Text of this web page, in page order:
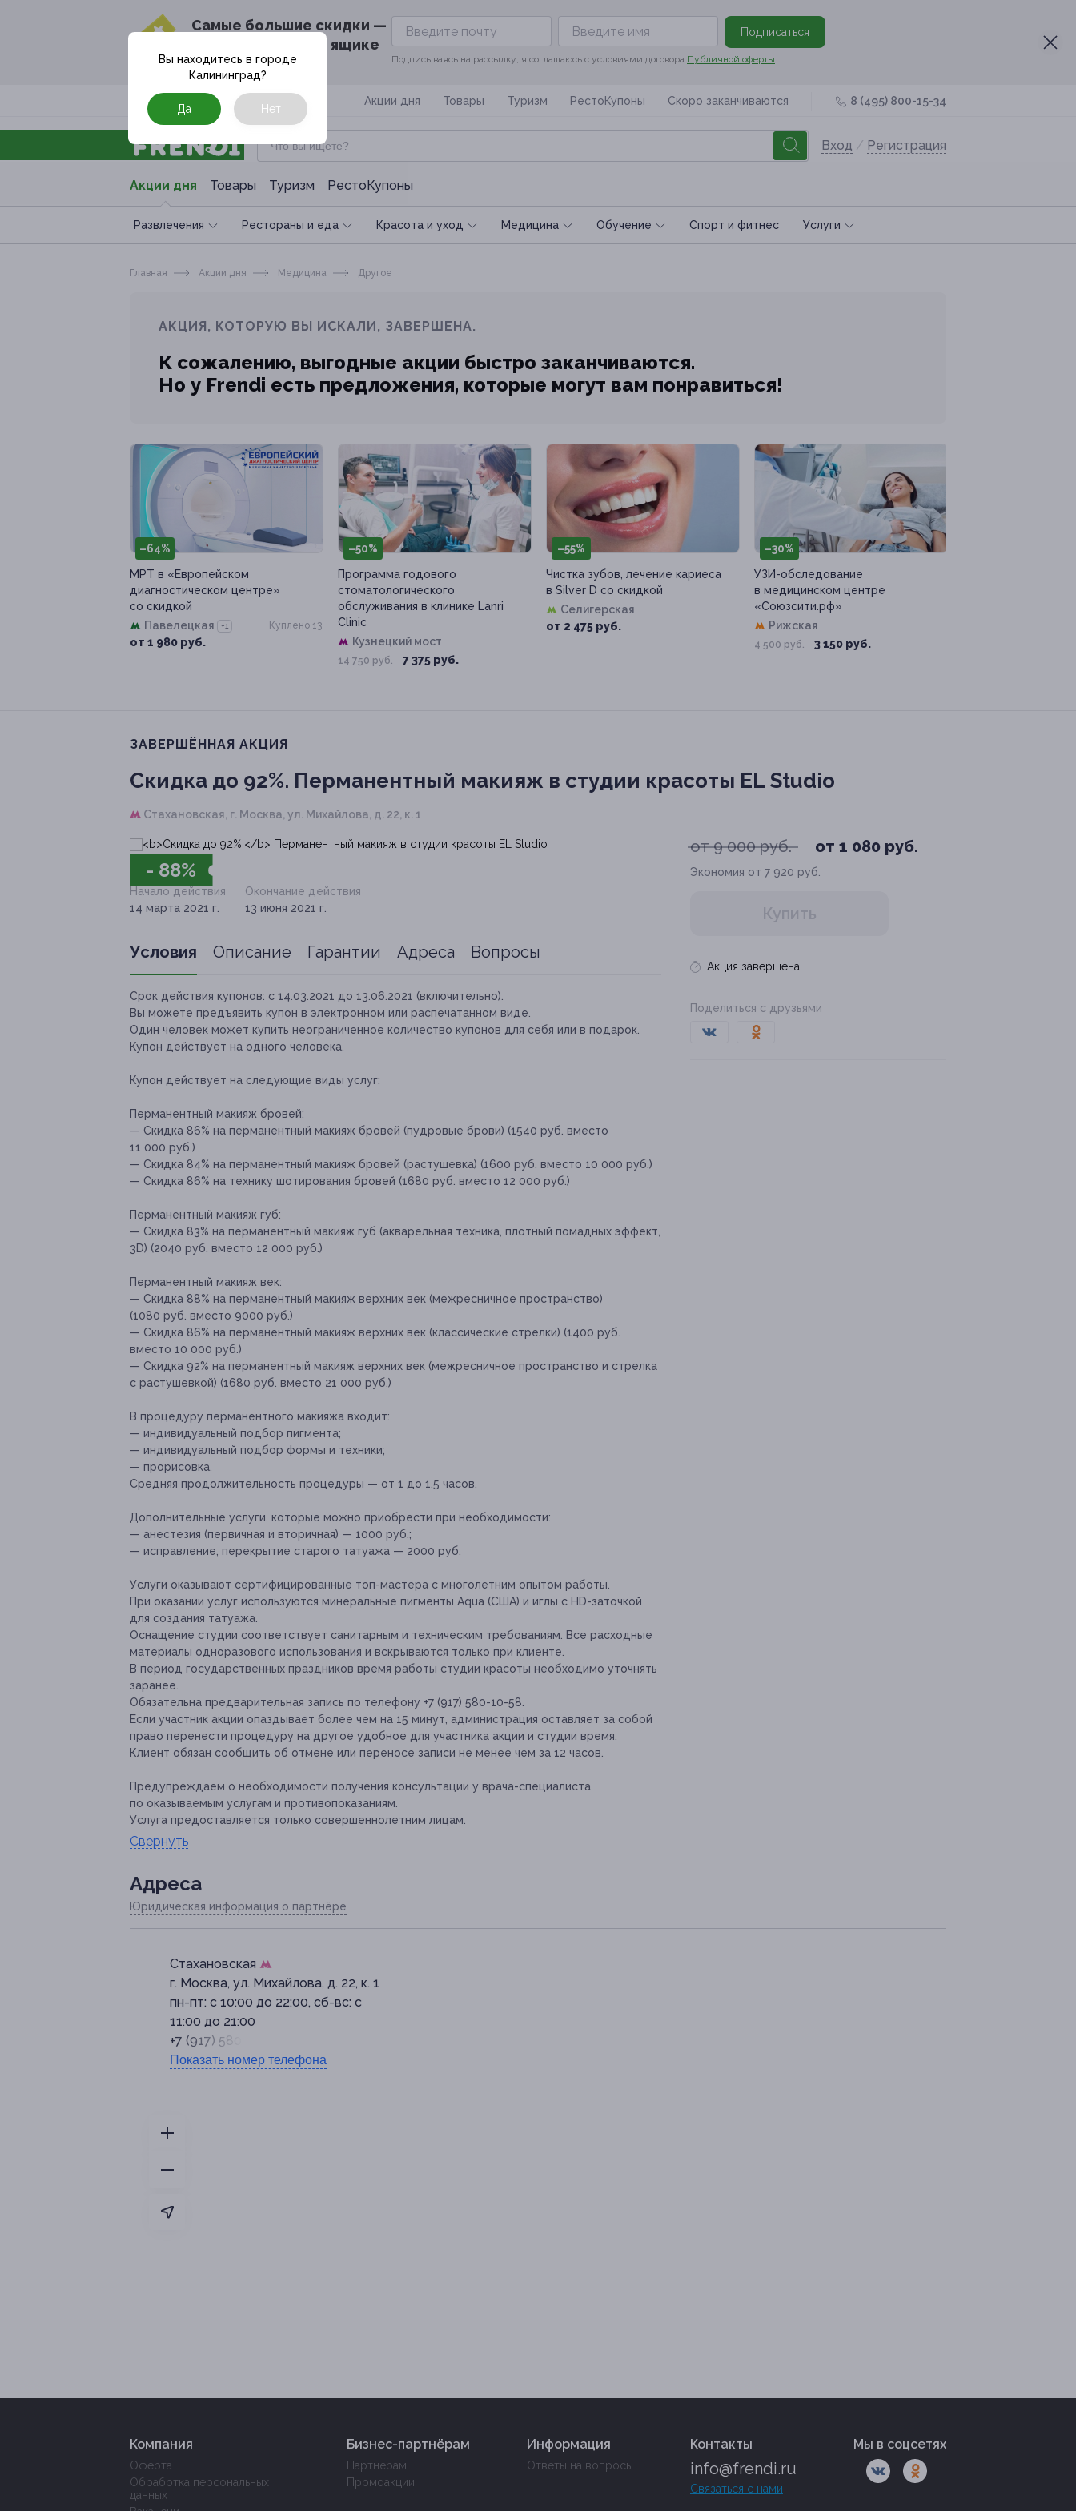
Cамые большие скидки —
в твоём почтовом ящике
Подписаться
Подписываясь на рассылку, я соглашаюсь с условиями договора Публичной оферты
Москва Акции дня Товары Туризм РестоКупоны Скоро заканчиваются 8 (495) 800-15-34
Вход / Регистрация
Акции дня Товары Туризм РестоКупоны
Развлечения Рестораны и еда Красота и уход Медицина Обучение Спoрт и фитнес Услуги
Вы находитесь в городе
Калининград?
Да Нет
Главная Акции дня Медицина Другое
АКЦИЯ, КОТОРУЮ ВЫ ИСКАЛИ, ЗАВЕРШЕНА.
К сожалению, выгодные акции быстро заканчиваются.
Но у Frendi есть предложения, которые могут вам понравиться!
–64%
МРТ в «Европейском
диагностическом центре»
со скидкой
Павелецкая
+1
от 1 980 руб.
Куплено 13
–50%
Программа годового
стоматологического
обслуживания в клинике Lanri
Clinic
Кузнецкий мост
14 750 руб. 7 375 руб.
–55%
Чистка зубов, лечение кариеса
в Silver D со скидкой
Селигерская
от 2 475 руб.
–30%
УЗИ-обследование
в медицинском центре
«Союзсити.рф»
Рижская
4 500 руб. 3 150 руб.
ЗАВЕРШЁННАЯ АКЦИЯ
Скидка до 92%. Перманентный макияж в студии красоты EL Studio
Стахановская, г. Москва, ул. Михайлова, д. 22, к. 1
- 88%
от 9 000 руб. от 1 080 руб.
Экономия от 7 920 руб.
Купить
Акция завершена
Поделиться с друзьями
Начало действия
14 марта 2021 г.
Окончание действия
13 июня 2021 г.
Условия Описание Гарантии Адреса Вопросы
Срок действия купонов: с 14.03.2021 до 13.06.2021 (включительно).
Вы можете предъявить купон в электронном или распечатанном виде.
Один человек может купить неограниченное количество купонов для себя или в подарок.
Купон действует на одного человека.
Купон действует на следующие виды услуг:
Перманентный макияж бровей:
— Скидка 86% на перманентный макияж бровей (пудровые брови) (1540 руб. вместо
11 000 руб.)
— Скидка 84% на перманентный макияж бровей (растушевка) (1600 руб. вместо 10 000 руб.)
— Скидка 86% на технику шотирования бровей (1680 руб. вместо 12 000 руб.)
Перманентный макияж губ:
— Скидка 83% на перманентный макияж губ (акварельная техника, плотный помадных эффект,
3D) (2040 руб. вместо 12 000 руб.)
Перманентный макияж век:
— Скидка 88% на перманентный макияж верхних век (межресничное пространство)
(1080 руб. вместо 9000 руб.)
— Скидка 86% на перманентный макияж верхних век (классические стрелки) (1400 руб.
вместо 10 000 руб.)
— Скидка 92% на перманентный макияж верхних век (межресничное пространство и стрелка
с растушевкой) (1680 руб. вместо 21 000 руб.)
В процедуру перманентного макияжа входит:
— индивидуальный подбор пигмента;
— индивидуальный подбор формы и техники;
— прорисовка.
Средняя продолжительность процедуры — от 1 до 1,5 часов.
Дополнительные услуги, которые можно приобрести при необходимости:
— анестезия (первичная и вторичная) — 1000 руб.;
— исправление, перекрытие старого татуажа — 2000 руб.
Услуги оказывают сертифицированные топ-мастера с многолетним опытом работы.
При оказании услуг используются минеральные пигменты Aqua (США) и иглы с HD-заточкой
для создания татуажа.
Оснащение студии соответствует санитарным и техническим требованиям. Все расходные
материалы одноразового использования и вскрываются только при клиенте.
В период государственных праздников время работы студии красоты необходимо уточнять
заранее.
Обязательна предварительная запись по телефону +7 (917) 580-10-58.
Если участник акции опаздывает более чем на 15 минут, администрация оставляет за собой
право перенести процедуру на другое удобное для участника акции и студии время.
Клиент обязан сообщить об отмене или переносе записи не менее чем за 12 часов.
Предупреждаем о необходимости получения консультации у врача-специалиста
по оказываемым услугам и противопоказаниям.
Услуга предоставляется только совершеннолетним лицам.
Свернуть
Адресa
Юридическая информация о партнёре
Стахановская
г. Москва, ул. Михайлова, д. 22, к. 1
пн-пт: с 10:00 до 22:00, сб-вс: с
11:00 до 21:00
+7 (917) 580-10-58
Показать номер телефона
Компания
Оферта
Обработка персональных
данных
Бизнес-партнёрам
Партнёрам
Промоакции
Информация
Ответы на вопросы
Контакты
info@frendi.ru
Связаться с нами
Мы в соцсетях